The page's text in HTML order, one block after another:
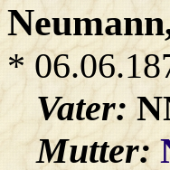
Neumann
*
Vater:
Mutter: